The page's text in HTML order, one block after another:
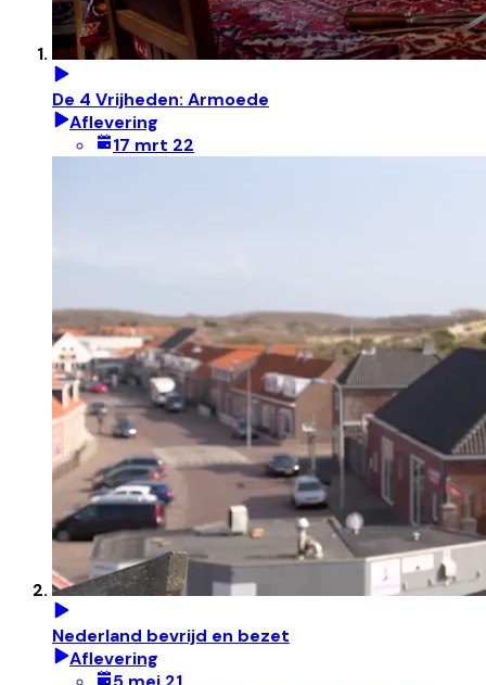
De 4 Vrijheden: Armoede
Aflevering
17 mrt 22
Nederland bevrijd en bezet
Aflevering